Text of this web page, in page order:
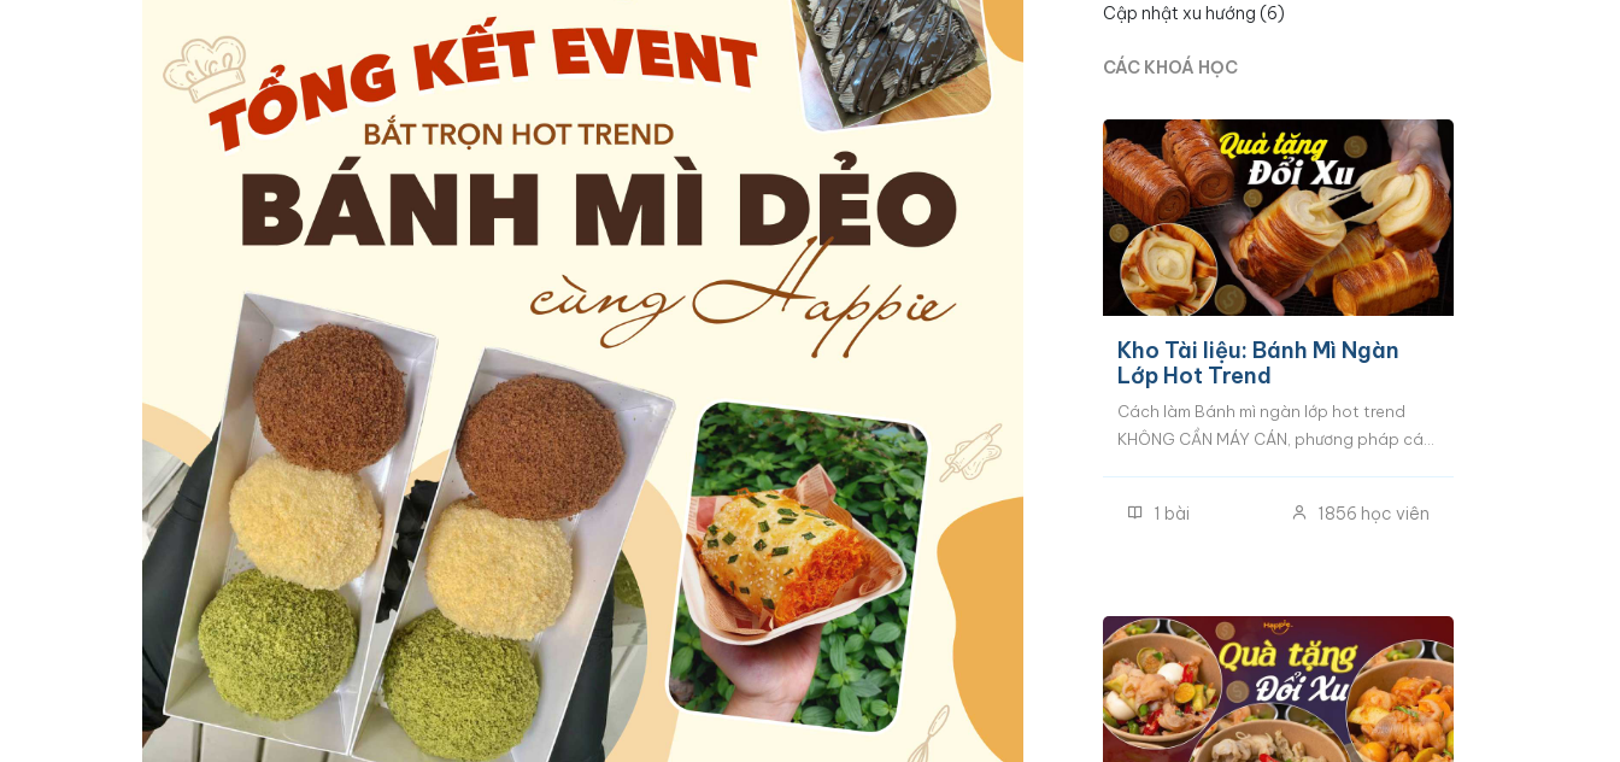
Cập nhật xu hướng (6)
CÁC KHOÁ HỌC
Kho Tài liệu: Bánh Mì Ngàn
Lớp Hot Trend
Cách làm Bánh mì ngàn lớp hot trend
KHÔNG CẦN MÁY CÁN, phương pháp cán
Vị cam và Vị Socola Cà phê. Khoá học
1 bài 1856 học viên